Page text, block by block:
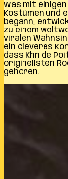
Was mit
Kostümen und
begann,
zu einem
viralen
ein cleveres
dass Khn de
originellsten
gehören.